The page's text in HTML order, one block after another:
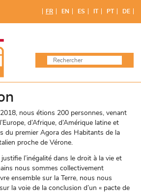
FR EN ES IT PT DE
nous étions 200 personnes, venant
d’Afrique, d’Amérique latine et
du premier Agora des Habitants de la
proche de Vérone.
l’inégalité dans le droit à la vie et
nous sommes collectivement
ensemble sur la Terre, nous nous
la voie de la conclusion d’un « pacte de